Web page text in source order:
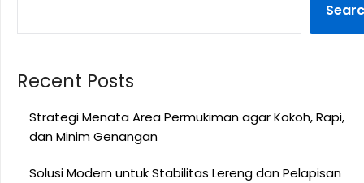
Recent Posts
Strategi Menata Area Permukiman agar Kokoh, Rapi,
dan Minim Genangan
Solusi Modern untuk Stabilitas Lereng dan Pelapisan